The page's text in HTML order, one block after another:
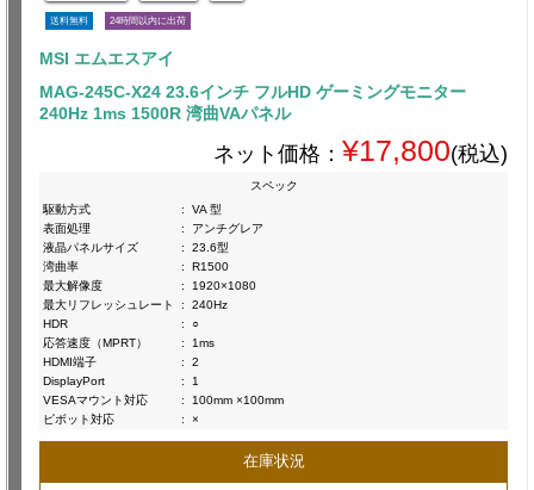
送料無料 24時間以内に出荷
MSI エムエスアイ
MAG-245C-X24 23.6インチ フルHD ゲーミングモニター
240Hz 1ms 1500R 湾曲VAパネル
ネット価格： ¥17,800(税込)
スペック
駆動方式
:
VA 型
表面処理
:
アンチグレア
液晶パネルサイズ
:
23.6型
湾曲率
:
R1500
最大解像度
:
1920×1080
最大リフレッシュレート
:
240Hz
HDR
:
○
応答速度（MPRT）
:
1ms
HDMI端子
:
2
DisplayPort
:
1
VESAマウント対応
:
100mm ×100mm
ピボット対応
: ×
在庫状況